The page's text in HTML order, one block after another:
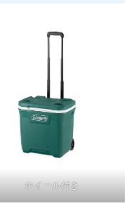
ホイール付き